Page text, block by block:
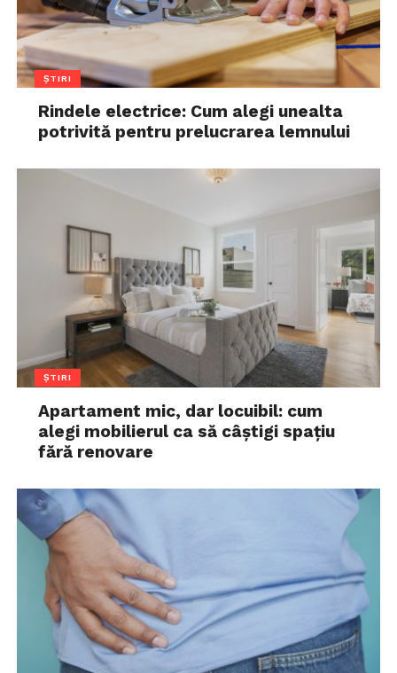
ȘTIRI
Rindele electrice: Cum alegi unealta
potrivită pentru prelucrarea lemnului
ȘTIRI
Apartament mic, dar locuibil: cum
alegi mobilierul ca să câștigi spațiu
fără renovare